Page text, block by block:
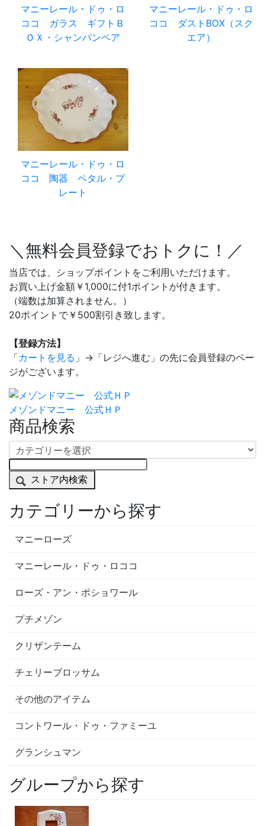
マニーレール・ドゥ・ロ
ココ ガラス ギフトＢ
ＯＸ・シャンパンペア
マニーレール・ドゥ・ロ
ココ ダストBOX（スク
エア）
マニーレール・ドゥ・ロ
ココ 陶器 ペタル・プ
レート
＼無料会員登録でおトクに！／
当店では、ショップポイントをご利用いただけます。
お買い上げ金額￥1,000に付1ポイントが付きます。
（端数は加算されません。）
20ポイントで￥500割引き致します。
【登録方法】
「カートを見る 」→「レジへ進む」の先に会員登録のペー
ジがございます。
メゾンドマニー 公式ＨＰ
商品検索
ストア内検索
カテゴリーから探す
マニーローズ
マニーレール・ドゥ・ロココ
ローズ・アン・ポショワール
プチメゾン
クリザンテーム
チェリーブロッサム
その他のアイテム
コントワール・ドゥ・ファミーユ
グランシュマン
グループから探す